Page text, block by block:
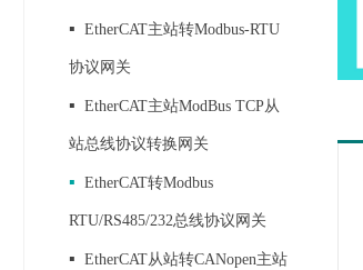
▪ EtherCAT主站转Modbus-RTU
协议网关
▪ EtherCAT主站ModBus TCP从
站总线协议转换网关
▪ EtherCAT转Modbus
RTU/RS485/232总线协议网关
▪ EtherCAT从站转CANopen主站